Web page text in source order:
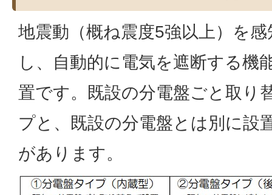
地震動（概ね震度5強以上）を
し、自動的に電気を遮断する機
置です。既設の分電盤ごと取り
プと、既設の分電盤とは別に設
があります。